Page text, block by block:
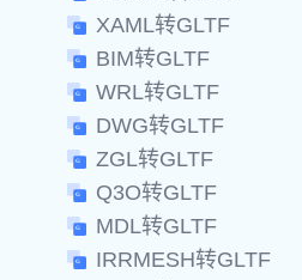
XAML转GLTF
BIM转GLTF
WRL转GLTF
DWG转GLTF
ZGL转GLTF
Q3O转GLTF
MDL转GLTF
IRRMESH转GLTF